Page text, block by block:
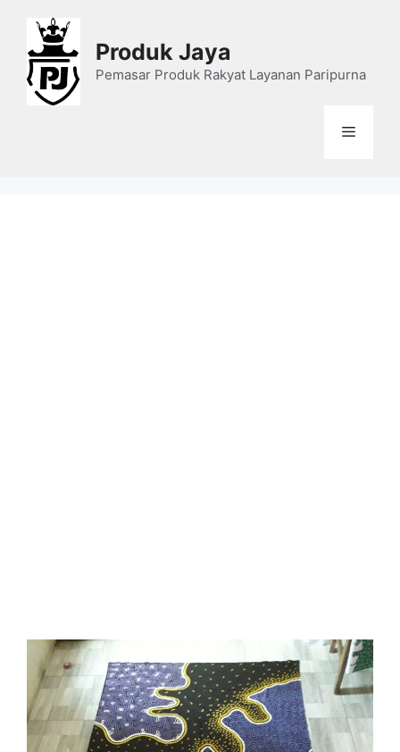
content
Produk Jaya
Pemasar Produk Rakyat Layanan Paripurna
Menu